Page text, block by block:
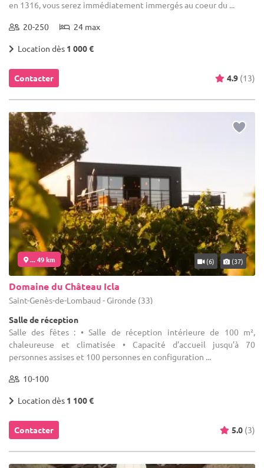
en 1316, vous serez immédiatement immergés au coeur du ...
20-250 24 max
Location dès 1 000 €
Contacter 4.9 (13)
... 49 km (6) (37)
Domaine du Château Icla
Saint-Genès-de-Lombaud - Gironde (33)
Salle de réception
Salle des fêtes : • Salle de réception intérieure de 100 m²,
chaleureuse et climatisée • Capacité d’accueil jusqu’à 70
personnes assises et 100 personnes en configuration ...
10-100
Location dès 1 100 €
Contacter 5.0 (3)